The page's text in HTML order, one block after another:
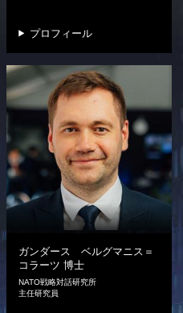
プロフィール
ガンダース ベルグマニス＝
コラーツ 博士
NATO戦略対話研究所
主任研究員